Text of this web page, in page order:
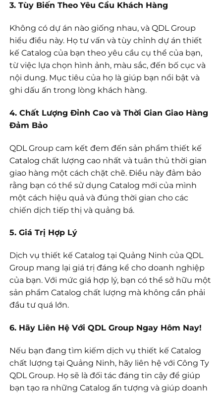
3. Tùy Biến Theo Yêu Cầu Khách Hàng
Không có dự án nào giống nhau, và QDL Group
hiểu điều này. Họ tư vấn và tùy chỉnh dự án thiết
kế Catalog của bạn theo yêu cầu cụ thể của bạn,
từ việc lựa chọn hình ảnh, màu sắc, đến bố cục và
nội dung. Mục tiêu của họ là giúp bạn nổi bật và
ghi dấu ấn trong lòng khách hàng.
4. Chất Lượng Đỉnh Cao và Thời Gian Giao Hàng
Đảm Bảo
QDL Group cam kết đem đến sản phẩm thiết kế
Catalog chất lượng cao nhất và tuân thủ thời gian
giao hàng một cách chặt chẽ. Điều này đảm bảo
rằng bạn có thể sử dụng Catalog mới của mình
một cách hiệu quả và đúng thời gian cho các
chiến dịch tiếp thị và quảng bá.
5. Giá Trị Hợp Lý
Dịch vụ thiết kế Catalog tại Quảng Ninh của QDL
Group mang lại giá trị đáng kể cho doanh nghiệp
của bạn. Với mức giá hợp lý, bạn có thể sở hữu một
sản phẩm Catalog chất lượng mà không cần phải
đầu tư quá lớn.
6. Hãy Liên Hệ Với QDL Group Ngay Hôm Nay!
Nếu bạn đang tìm kiếm dịch vụ thiết kế Catalog
chất lượng tại Quảng Ninh, hãy liên hệ với Công Ty
QDL Group. Họ sẽ là đối tác đáng tin cậy để giúp
bạn tạo ra những Catalog ấn tượng và giúp doanh